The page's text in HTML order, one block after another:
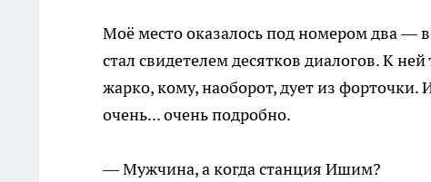
Моё место оказалось под номером два —
стал свидетелем десятков диалогов. К
жарко, кому, наоборот, дует из
очень... очень подробно.
— Мужчина, а когда станция Ишим?